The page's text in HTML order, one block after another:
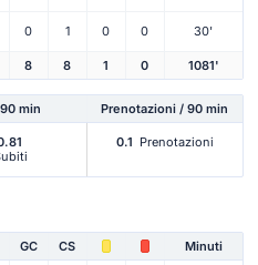
0 1 0 0 30'
8 8 1 0 1081'
min Prenotazioni / 90 min
0.1 Prenotazioni
GC CS Minuti